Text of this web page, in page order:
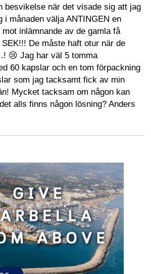
besvikelse när det visade sig att jag
i månaden välja ANTINGEN en
inlämnande av de gamla få
De måste haft otur när de
😢 Jag har väl 5 tomma
60 kapslar och en tom förpackning
som jag tacksamt fick av min
Mycket tacksam om någon kan
alls finns någon lösning? Anders